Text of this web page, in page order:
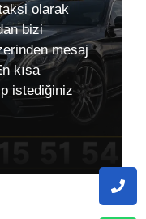
olarak
bizi
mesaj
kısa
istediğiniz